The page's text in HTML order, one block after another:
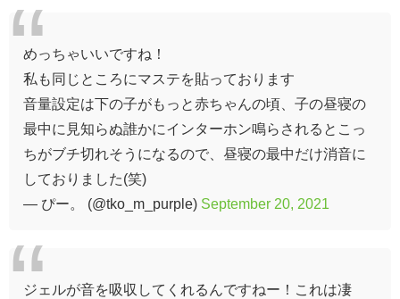
めっちゃいいですね！
私も同じところにマステを貼っております
音量設定は下の子がもっと赤ちゃんの頃、子の昼寝の
最中に見知らぬ誰かにインターホン鳴らされるとこっ
ちがブチ切れそうになるので、昼寝の最中だけ消音に
しておりました(笑)
— ぴー。 (@tko_m_purple) September 20, 2021
ジェルが音を吸収してくれるんですねー！これは凄